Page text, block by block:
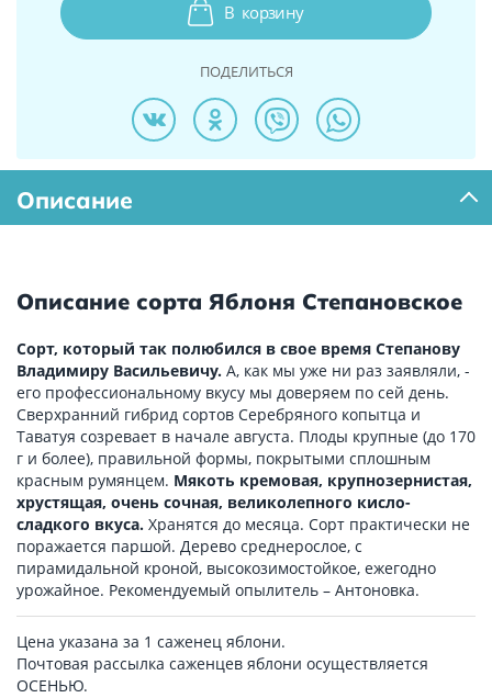
В корзину
ПОДЕЛИТЬСЯ
Описание
Описание сорта Яблоня Степановское
Сорт, который так полюбился в свое время Степанову
Владимиру Васильевичу. А, как мы уже ни раз заявляли, -
его профессиональному вкусу мы доверяем по сей день.
Сверхранний гибрид сортов Серебряного копытца и
Таватуя созревает в начале августа. Плоды крупные (до 170
г и более), правильной формы, покрытыми сплошным
красным румянцем. Мякоть кремовая, крупнозернистая,
хрустящая, очень сочная, великолепного кисло-
сладкого вкуса. Хранятся до месяца. Сорт практически не
поражается паршой. Дерево среднерослое, с
пирамидальной кроной, высокозимостойкое, ежегодно
урожайное. Рекомендуемый опылитель – Антоновка.
Цена указана за 1 саженец яблони.
Почтовая рассылка саженцев яблони осуществляется
ОСЕНЬЮ.